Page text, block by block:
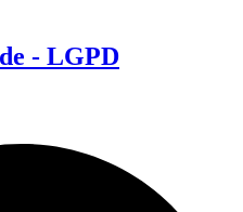
- LGPD